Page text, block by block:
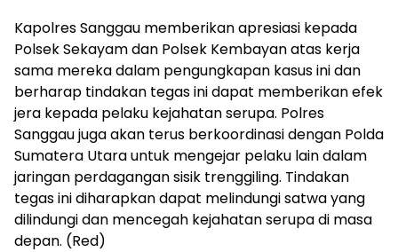
Kapolres Sanggau memberikan apresiasi kepada
Polsek Sekayam dan Polsek Kembayan atas kerja
sama mereka dalam pengungkapan kasus ini dan
berharap tindakan tegas ini dapat memberikan efek
jera kepada pelaku kejahatan serupa. Polres
Sanggau juga akan terus berkoordinasi dengan Polda
Sumatera Utara untuk mengejar pelaku lain dalam
jaringan perdagangan sisik trenggiling. Tindakan
tegas ini diharapkan dapat melindungi satwa yang
dilindungi dan mencegah kejahatan serupa di masa
depan. (Red)